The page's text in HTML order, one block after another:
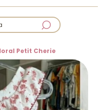
Petit Cherie